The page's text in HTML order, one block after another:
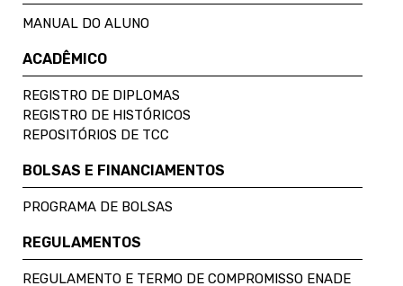
MANUAL DO ALUNO
ACADÊMICO
REGISTRO DE DIPLOMAS
REGISTRO DE HISTÓRICOS
REPOSITÓRIOS DE TCC
BOLSAS E FINANCIAMENTOS
PROGRAMA DE BOLSAS
REGULAMENTOS
REGULAMENTO E TERMO DE COMPROMISSO ENADE